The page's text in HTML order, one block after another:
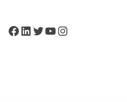
Facebook
LinkedIn
Twitter
YouTube
Instagram